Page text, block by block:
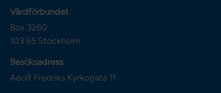
Vårdförbundet
Box 3260
103 65 Stockholm
Besöksadress
Adolf Fredriks Kyrkogata 11